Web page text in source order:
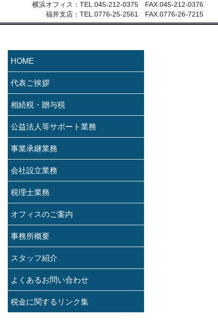
横浜オフィス：TEL.045-212-0375 FAX.045-212-0376
福井支店：TEL.0776-25-2561 FAX.0776-26-7215
HOME
代表ご挨拶
相続税・贈与税
公益法人等サポート業務
事業承継業務
会社設立業務
税理士業務
オフィスのご案内
事務所概要
スタッフ紹介
よくあるお問い合わせ
税金に関するリンク集